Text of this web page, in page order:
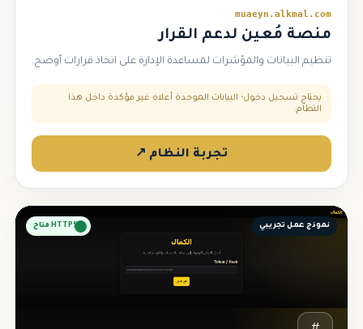
muaeyn.alkmal.com
منصة مُعين لدعم القرار
تنظيم البيانات والمؤشرات لمساعدة الإدارة على اتخاذ قرارات أوضح.
يحتاج تسجيل دخول؛ البيانات الموحدة أعلاه غير مؤكدة داخل هذا
النظام.
تجربة النظام ↗
نموذج عمل تجريبي HTTPS متاح